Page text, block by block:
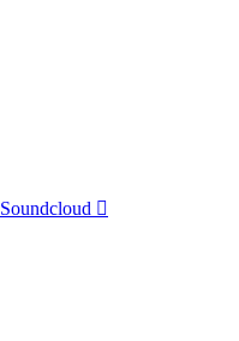
Soundcloud